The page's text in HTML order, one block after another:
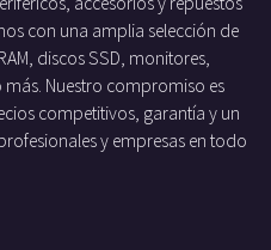
con una amplia selección de
discos SSD, monitores,
Nuestro compromiso es
competitivos, garantía y un
y empresas en todo